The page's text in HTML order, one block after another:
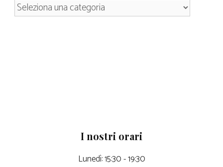
I nostri orari
Lunedì: 15:30 - 19:30